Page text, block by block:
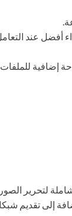
للحصول على أداء أفضل
مع مساحة إضافية
لتحرير
إلى تقديم